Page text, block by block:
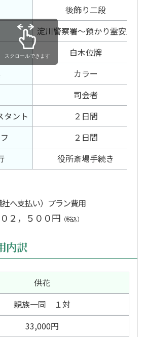
後飾り二段
淀川警察署～預かり霊安室
白木位牌
カラー
司会者
タント
２日間
２日間
役所斎場手続き
スクロールできます
社へ支払い）プラン費用
０２，５００円 （税込）
内訳
供花
親族一同 １対
33,000円